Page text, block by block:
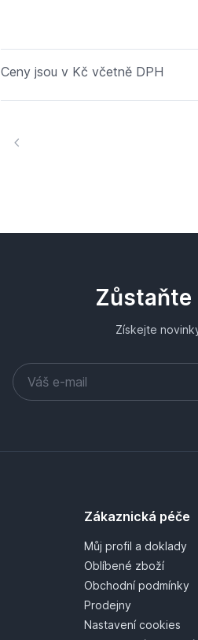
Ceny jsou v Kč včetně DPH
Zůstaňte
Získejte
Zákaznická péče
Můj profil a doklady
Oblíbené zboží
Obchodní podmínky
Prodejny
Nastavení cookies